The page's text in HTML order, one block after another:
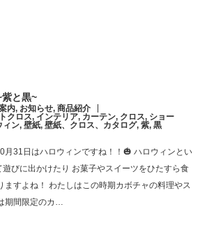
紫と黒~
内, お知らせ, 商品紹介
クロス, インテリア, カーテン, クロス, ショー
ィン, 壁紙, 壁紙、クロス、カタログ, 紫, 黒
月31日はハロウィンですね！！🎃 ハロウィンとい
びに出かけたり お菓子やスイーツをひたすら食
ますよね！ わたしはこの時期カボチャの料理やス
期間限定のカ…